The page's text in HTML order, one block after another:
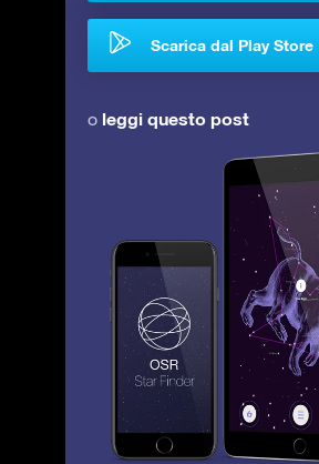
Scarica dal Play Store
o leggi questo post